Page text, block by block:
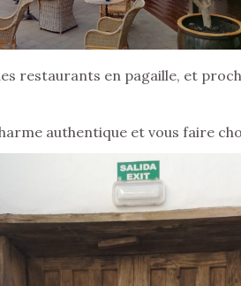
restaurants en pagaille, et
authentique et vous faire